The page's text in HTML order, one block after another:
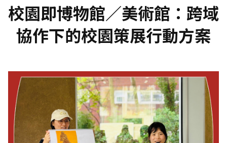
校園即博物館／美術館：跨域
協作下的校園策展行動方案